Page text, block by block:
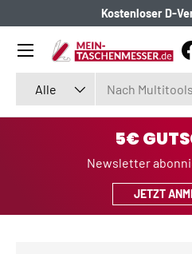
DIREKT ZUM INHALT
Kostenloser D-
Alle
Menü
5€
Newsletter
JETZT